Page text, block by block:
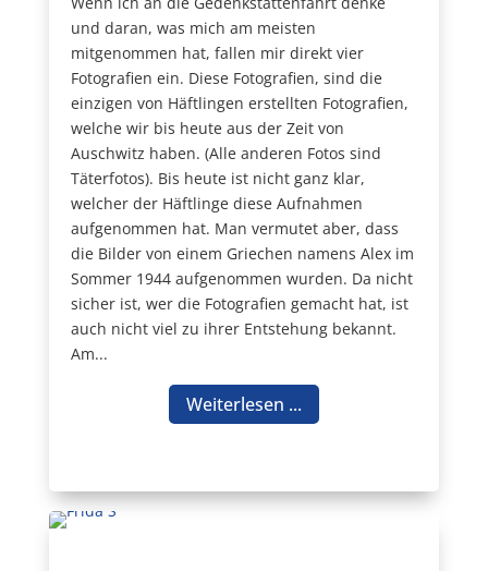
und daran, was mich am meisten
mitgenommen hat, fallen mir direkt vier
Fotografien ein. Diese Fotografien, sind die
einzigen von Häftlingen erstellten Fotografien,
welche wir bis heute aus der Zeit von
Auschwitz haben. (Alle anderen Fotos sind
Täterfotos). Bis heute ist nicht ganz klar,
welcher der Häftlinge diese Aufnahmen
aufgenommen hat. Man vermutet aber, dass
die Bilder von einem Griechen namens Alex im
Sommer 1944 aufgenommen wurden. Da nicht
sicher ist, wer die Fotografien gemacht hat, ist
auch nicht viel zu ihrer Entstehung bekannt.
Am...
Weiterlesen ...